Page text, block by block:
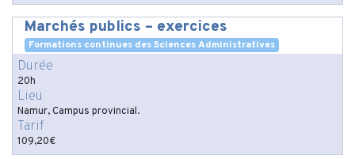
Marchés publics – exercices
Formations continues des Sciences Administratives
Durée
20h
Lieu
Namur, Campus provincial.
Tarif
109,20€